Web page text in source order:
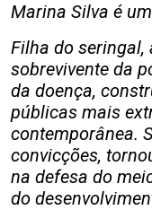
Marina Silva é
Filha do
sobrevivente da
da doença,
públicas mais
contemporânea.
convicções,
na defesa do
do